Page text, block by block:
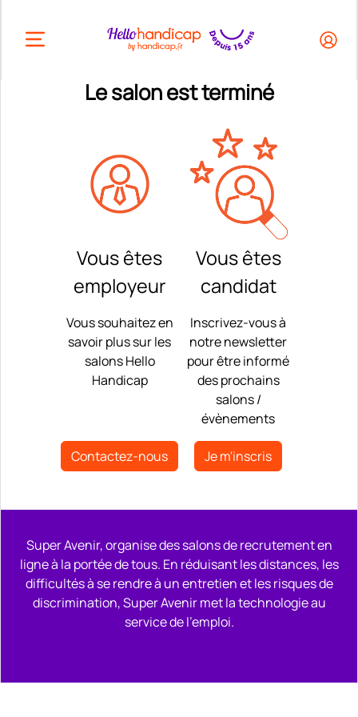
HEADER.OPEN_BUTTON
Le salon est terminé
Vous êtes
employeur
Vous êtes
candidat
Vous souhaitez en
savoir plus sur les
salons Hello
Handicap
Inscrivez-vous à
notre newsletter
pour être informé
des prochains
salons /
évènements
Contactez-nous Je m'inscris
Super Avenir, organise des salons de recrutement en
ligne à la portée de tous. En réduisant les distances, les
difficultés à se rendre à un entretien et les risques de
discrimination, Super Avenir met la technologie au
service de l'emploi.